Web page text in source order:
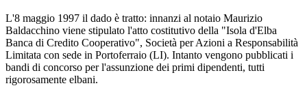
L'8 maggio 1997 il dado è tratto: innanzi al notaio Maurizio
Baldacchino viene stipulato l'atto costitutivo della "Isola d'Elba
Banca di Credito Cooperativo", Società per Azioni a Responsabilità
Limitata con sede in Portoferraio (LI). Intanto vengono pubblicati i
bandi di concorso per l'assunzione dei primi dipendenti, tutti
rigorosamente elbani.